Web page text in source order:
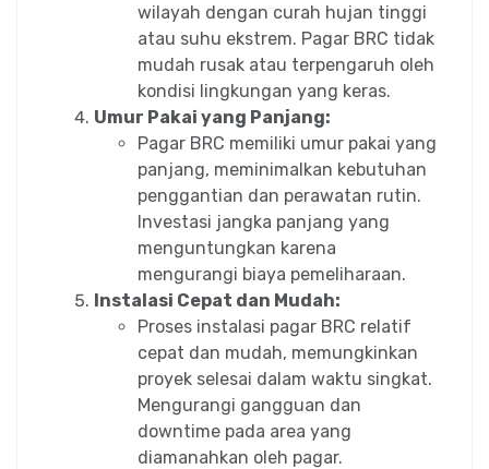
wilayah dengan curah hujan tinggi
atau suhu ekstrem. Pagar BRC tidak
mudah rusak atau terpengaruh oleh
kondisi lingkungan yang keras.
Umur Pakai yang Panjang:
Pagar BRC memiliki umur pakai yang
panjang, meminimalkan kebutuhan
penggantian dan perawatan rutin.
Investasi jangka panjang yang
menguntungkan karena
mengurangi biaya pemeliharaan.
Instalasi Cepat dan Mudah:
Proses instalasi pagar BRC relatif
cepat dan mudah, memungkinkan
proyek selesai dalam waktu singkat.
Mengurangi gangguan dan
downtime pada area yang
diamanahkan oleh pagar.